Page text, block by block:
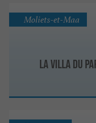
La Villa du
Moliets-et-Maa